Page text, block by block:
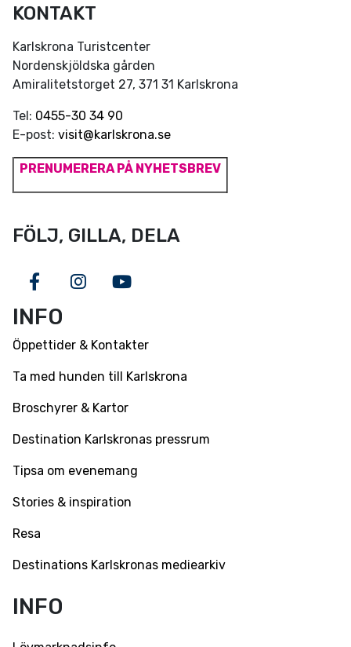
KONTAKT
Karlskrona Turistcenter
Nordenskjöldska gården
Amiralitetstorget 27, 371 31 Karlskrona
Tel: 0455-30 34 90
E-post: visit@karlskrona.se
PRENUMERERA PÅ NYHETSBREV
FÖLJ, GILLA, DELA
FacebookInstagram
Youtube
INFO
Öppettider & Kontakter
Ta med hunden till Karlskrona
Broschyrer & Kartor
Destination Karlskronas pressrum
Tipsa om evenemang
Stories & inspiration
Resa
Destinations Karlskronas mediearkiv
INFO